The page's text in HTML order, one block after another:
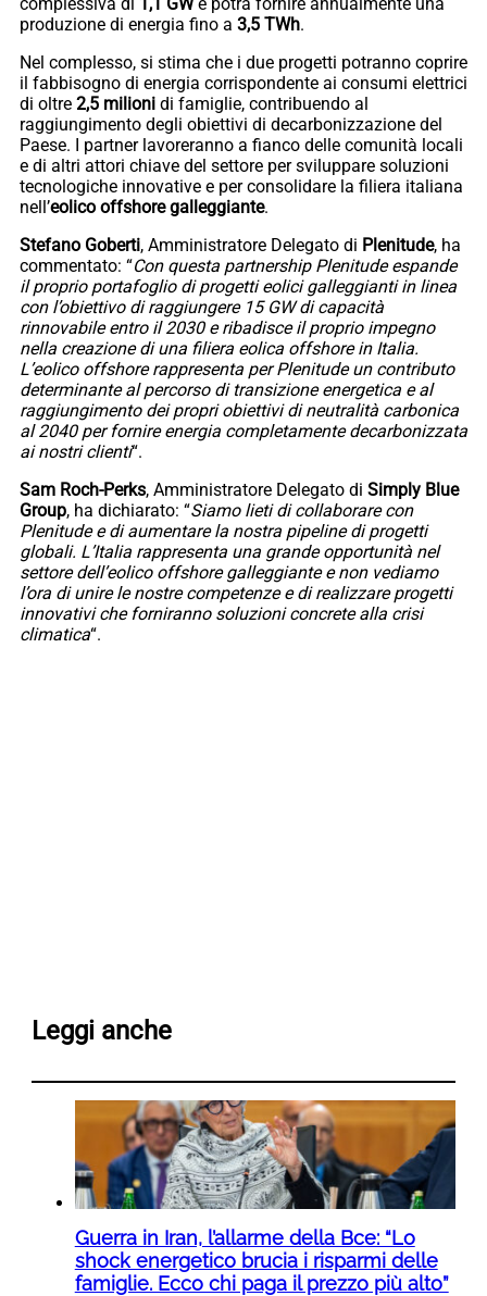
produzione di energia fino a 3,5 TWh.
Nel complesso, si stima che i due progetti potranno coprire
il fabbisogno di energia corrispondente ai consumi elettrici
di oltre 2,5 milioni di famiglie, contribuendo al
raggiungimento degli obiettivi di decarbonizzazione del
Paese. I partner lavoreranno a fianco delle comunità locali
e di altri attori chiave del settore per sviluppare soluzioni
tecnologiche innovative e per consolidare la filiera italiana
nell’eolico offshore galleggiante.
Stefano Goberti, Amministratore Delegato di Plenitude, ha
commentato: “Con questa partnership Plenitude espande
il proprio portafoglio di progetti eolici galleggianti in linea
con l’obiettivo di raggiungere 15 GW di capacità
rinnovabile entro il 2030 e ribadisce il proprio impegno
nella creazione di una filiera eolica offshore in Italia.
L’eolico offshore rappresenta per Plenitude un contributo
determinante al percorso di transizione energetica e al
raggiungimento dei propri obiettivi di neutralità carbonica
al 2040 per fornire energia completamente decarbonizzata
ai nostri clienti“.
Sam Roch-Perks, Amministratore Delegato di Simply Blue
Group, ha dichiarato: “Siamo lieti di collaborare con
Plenitude e di aumentare la nostra pipeline di progetti
globali. L’Italia rappresenta una grande opportunità nel
settore dell’eolico offshore galleggiante e non vediamo
l’ora di unire le nostre competenze e di realizzare progetti
innovativi che forniranno soluzioni concrete alla crisi
climatica“.
Leggi anche
Guerra in Iran, l’allarme della Bce: “Lo
shock energetico brucia i risparmi delle
famiglie. Ecco chi paga il prezzo più alto”